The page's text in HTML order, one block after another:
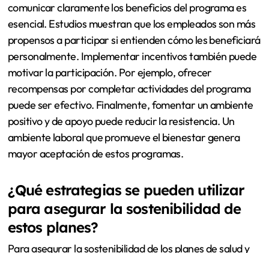
comunicar claramente los beneficios del programa es
esencial. Estudios muestran que los empleados son más
propensos a participar si entienden cómo les beneficiará
personalmente. Implementar incentivos también puede
motivar la participación. Por ejemplo, ofrecer
recompensas por completar actividades del programa
puede ser efectivo. Finalmente, fomentar un ambiente
positivo y de apoyo puede reducir la resistencia. Un
ambiente laboral que promueve el bienestar genera
mayor aceptación de estos programas.
¿Qué estrategias se pueden utilizar
para asegurar la sostenibilidad de
estos planes?
Para asegurar la sostenibilidad de los planes de salud y